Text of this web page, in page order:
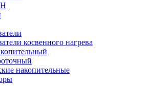
косвенного нагрева
накопительные